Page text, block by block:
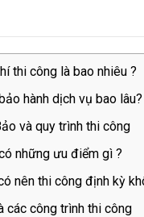
thi công là bao nhiêu ?
hành dịch vụ bao lâu?
và quy trình thi công
những ưu điểm gì ?
nên thi công định kỳ
các công trình thi công